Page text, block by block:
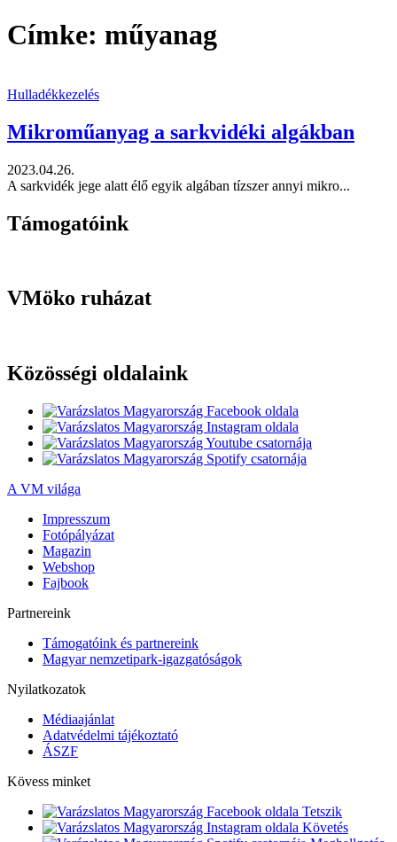
Címke: műyanag
Hulladékkezelés
Mikroműanyag a sarkvidéki algákban
2023.04.26.
A sarkvidék jege alatt élő egyik algában tízszer annyi mikro...
Támogatóink
VMöko ruházat
Közösségi oldalaink
A VM világa
Impresszum
Fotópályázat
Magazin
Webshop
Fajbook
Partnereink
Támogatóink és partnereink
Magyar nemzetipark-igazgatóságok
Nyilatkozatok
Médiaajánlat
Adatvédelmi tájékoztató
ÁSZF
Kövess minket
Tetszik
Követés